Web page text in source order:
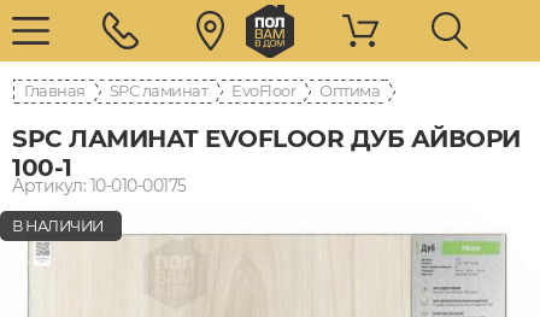
Главная SPC ламинат EvoFloor Оптима
SPC ЛАМИНАТ EVOFLOOR ДУБ АЙВОРИ
100-1
Артикул: 10-010-00175
В НАЛИЧИИ